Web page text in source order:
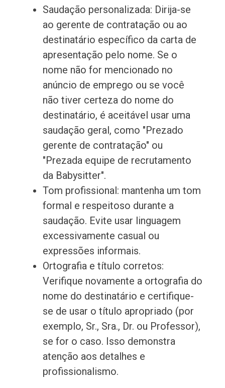
Saudação personalizada: Dirija-se
ao gerente de contratação ou ao
destinatário específico da carta de
apresentação pelo nome. Se o
nome não for mencionado no
anúncio de emprego ou se você
não tiver certeza do nome do
destinatário, é aceitável usar uma
saudação geral, como "Prezado
gerente de contratação" ou
"Prezada equipe de recrutamento
da Babysitter".
Tom profissional: mantenha um tom
formal e respeitoso durante a
saudação. Evite usar linguagem
excessivamente casual ou
expressões informais.
Ortografia e título corretos:
Verifique novamente a ortografia do
nome do destinatário e certifique-
se de usar o título apropriado (por
exemplo, Sr., Sra., Dr. ou Professor),
se for o caso. Isso demonstra
atenção aos detalhes e
profissionalismo.